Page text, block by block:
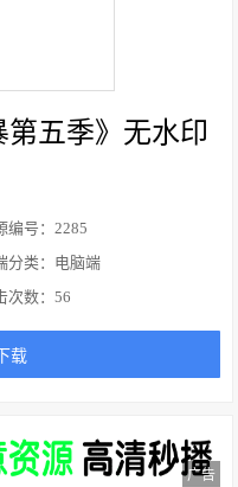
五季》无水印
编号：2285
分类：电脑端
次数：56
载
广告